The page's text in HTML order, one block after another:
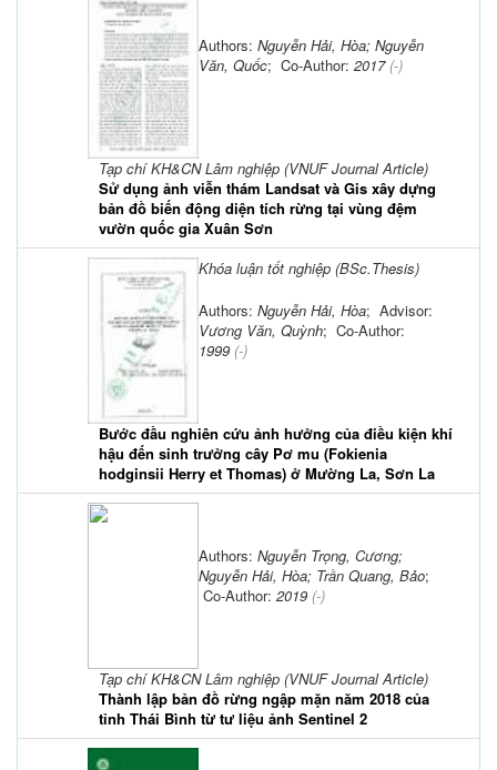
Tạp chí KH&CN Lâm nghiệp (VNUF Journal Article)
Sử dụng ảnh viễn thám Landsat và Gis xây dựng
bản đồ biến động diện tích rừng tại vùng đệm
vườn quốc gia Xuân Sơn
Authors: Nguyễn Hải, Hòa; Nguyễn
Văn, Quốc; Co-Author: 2017(-)
Khóa luận tốt nghiệp (BSc.Thesis)
Bước đầu nghiên cứu ảnh hưởng của điều kiện khí
hậu đến sinh trưởng cây Pơ mu (Fokienia
hodginsii Herry et Thomas) ở Mường La, Sơn La
Authors: Nguyễn Hải, Hòa; Advisor:
Vương Văn, Quỳnh; Co-Author:
1999 (-)
Tạp chí KH&CN Lâm nghiệp (VNUF Journal Article)
Thành lập bản đồ rừng ngập mặn năm 2018 của
tỉnh Thái Bình từ tư liệu ảnh Sentinel 2
Authors: Nguyễn Trọng, Cương;
Nguyễn Hải, Hòa; Trần Quang, Bảo;
Co-Author: 2019 (-)